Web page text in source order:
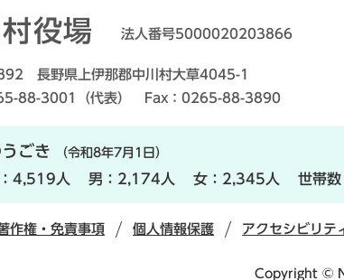
役場 法人番号5000020203866
長野県上伊那郡中川村大草4045-1
88-3001（代表） Fax：0265-88-3890
ごき （令和8年7月1日）
4,519人 男： 2,174人 女： 2,345人 世帯数
作権・免責事項 個人情報保護 アクセシビリテ
Copyright ©